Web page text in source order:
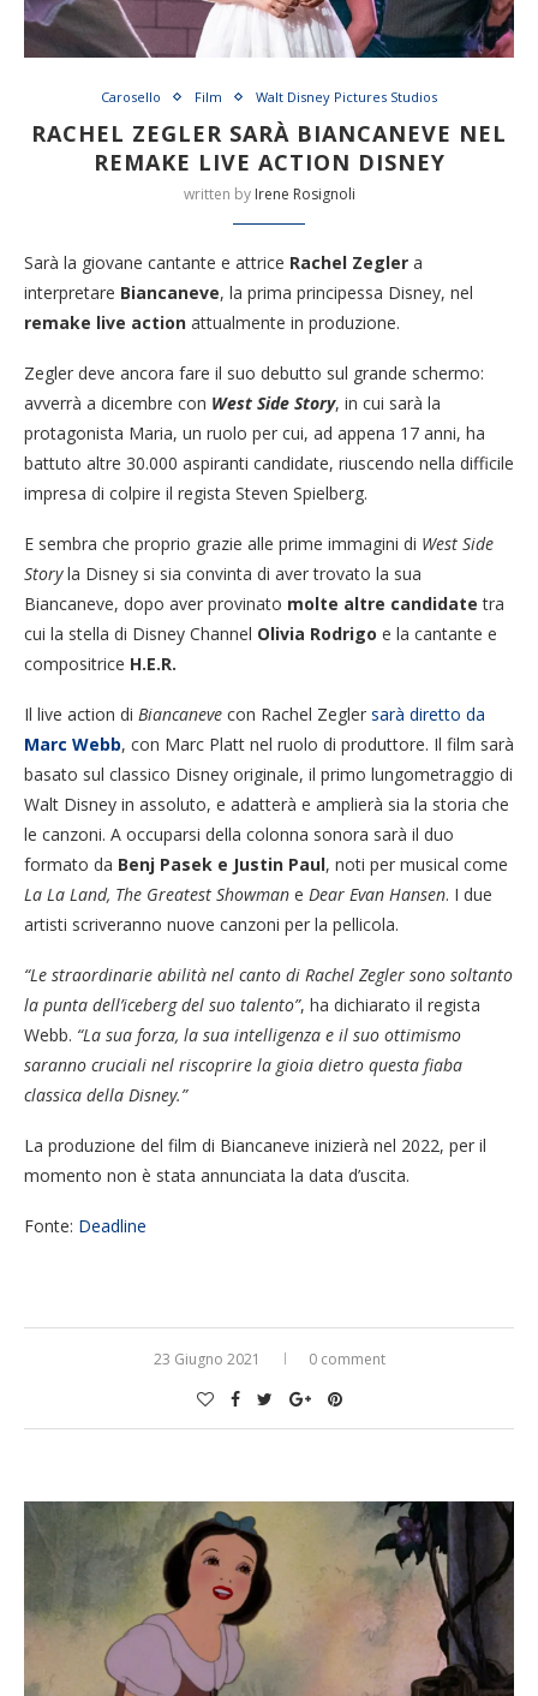
Carosello Film Walt Disney Pictures Studios
RACHEL ZEGLER SARÀ BIANCANEVE NEL
REMAKE LIVE ACTION DISNEY
written by Irene Rosignoli
Sarà la giovane cantante e attrice Rachel Zegler a
interpretare Biancaneve, la prima principessa Disney, nel
remake live action attualmente in produzione.
Zegler deve ancora fare il suo debutto sul grande schermo:
avverrà a dicembre con West Side Story, in cui sarà la
protagonista Maria, un ruolo per cui, ad appena 17 anni, ha
battuto altre 30.000 aspiranti candidate, riuscendo nella difficile
impresa di colpire il regista Steven Spielberg.
E sembra che proprio grazie alle prime immagini di West Side
Storyla Disney si sia convinta di aver trovato la sua
Biancaneve, dopo aver provinato molte altre candidate tra
cui la stella di Disney Channel Olivia Rodrigo e la cantante e
compositrice H.E.R.
Il live action di Biancaneve con Rachel Zegler sarà diretto da
Marc Webb, con Marc Platt nel ruolo di produttore. Il film sarà
basato sul classico Disney originale, il primo lungometraggio di
Walt Disney in assoluto, e adatterà e amplierà sia la storia che
le canzoni. A occuparsi della colonna sonora sarà il duo
formato da Benj Pasek e Justin Paul, noti per musical come
La La Land, The Greatest Showman e Dear Evan Hansen. I due
artisti scriveranno nuove canzoni per la pellicola.
“Le straordinarie abilità nel canto di Rachel Zegler sono soltanto
la punta dell’iceberg del suo talento”, ha dichiarato il regista
Webb. “La sua forza, la sua intelligenza e il suo ottimismo
saranno cruciali nel riscoprire la gioia dietro questa fiaba
classica della Disney.”
La produzione del film di Biancaneve inizierà nel 2022, per il
momento non è stata annunciata la data d’uscita.
Fonte: Deadline
23 Giugno 2021 0 comment